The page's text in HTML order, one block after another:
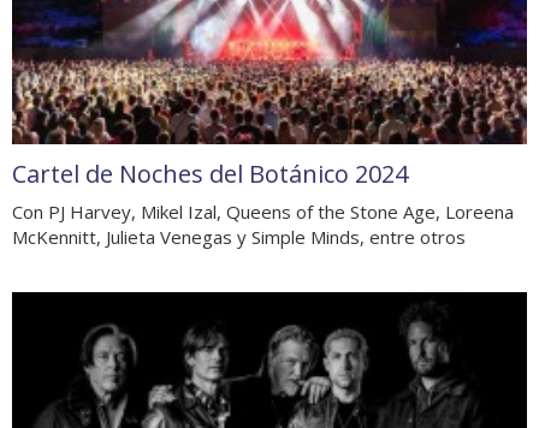
Cartel de Noches del Botánico 2024
Con PJ Harvey, Mikel Izal, Queens of the Stone Age, Loreena
McKennitt, Julieta Venegas y Simple Minds, entre otros